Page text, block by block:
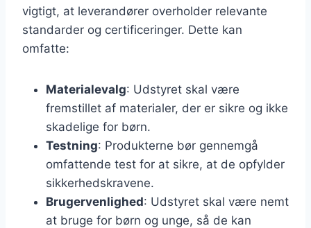
vigtigt, at leverandører overholder relevante
standarder og certificeringer. Dette kan
omfatte:
Materialevalg: Udstyret skal være
fremstillet af materialer, der er sikre og ikke
skadelige for børn.
Testning: Produkterne bør gennemgå
omfattende test for at sikre, at de opfylder
sikkerhedskravene.
Brugervenlighed: Udstyret skal være nemt
at bruge for børn og unge, så de kan